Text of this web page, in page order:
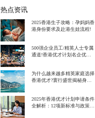
热点资讯
2025香港生子攻略：孕妈妈香
港身份要求及赴港生娃流程!
500强企业员工/精英人士专属
通道!香港优才计划名企优势
为什么越来越多精英家庭选择
香港优才?寰行盛世揭秘身份
2025年香港优才计划申请条件
全解析：12项新标准与政策解